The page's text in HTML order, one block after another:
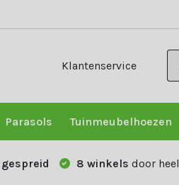
Klantenservice
Parasols Tuinmeubelhoezen
gespreid 8 winkels door heel